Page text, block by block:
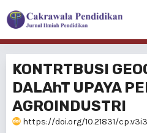
KONTRTBUSI
DALAhT UPAYA
AGROINDUSTRI
https://doi.org/10.21831/